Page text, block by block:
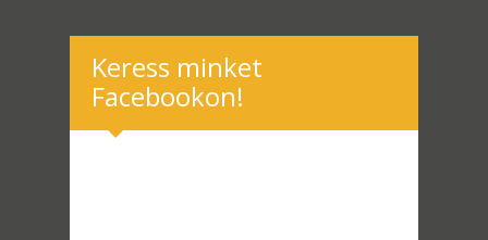
Keress minket
Facebookon!